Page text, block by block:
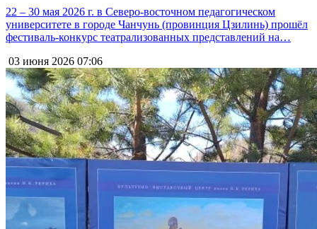
22 – 30 мая 2026 г. в Северо-восточном педагогическом
университете в городе Чанчунь (провинция Цзилинь) прошёл
фестиваль-конкурс театрализованных представлений на…
03 июня 2026 07:06